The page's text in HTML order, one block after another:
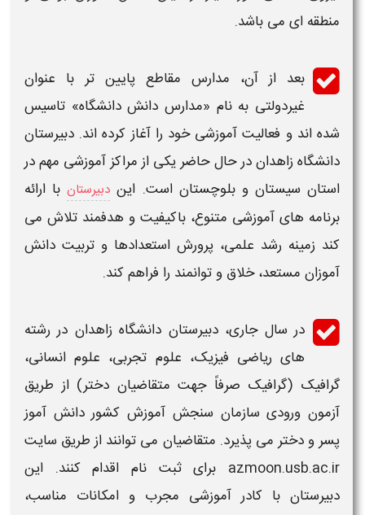
منطقه ای می باشد.
بعد از آن، مدارس مقاطع پایین تر با عنوان
غیردولتی به نام «مدارس دانشدانشگاه» تاسیس
شده اند و فعالیت آموزشی خود را آغاز کرده اند. دبیرستان
دانشگاه زاهداندر حال حاضر یکی از مراکز آموزشی مهم در
استان سیستان و بلوچستان است. این دبیرستانبا ارائه
برنامه های آموزشی متنوع، باکیفیت و هدفمند تلاش می‌
کند زمینه رشد علمی، پرورش استعدادها و تربیت دانش‌
آموزان مستعد، خلاق و توانمند را فراهم کند.
در سال جاری،دبیرستان دانشگاه زاهدان در رشته
های ریاضی فیزیک، علوم تجربی، علوم انسانی،
گرافیک (گرافیک صرفاً جهت متقاضیان دختر) از طریق
آزمون ورودی سازمان سنجش آموزش کشور دانش آموز
پسر و دختر می پذیرد. متقاضیان می توانند از طریق سایت
azmoon.usb.ac.ir برای
ثبت نام اقدام کنند. این
دبیرستان با کادر آموزشی مجرب و امکانات مناسب،